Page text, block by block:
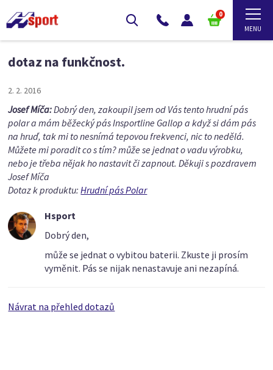
0
dotaz na funkčnost.
2. 2. 2016
Josef Míča:Dobrý den, zakoupil jsem od Vás tento hrudní pás
polar a mám běžecký pás Insportline Gallop a když si dám pás
na hruď, tak mi to nesnímá tepovou frekvenci, nic to nedělá.
Můžete mi poradit co s tím? může se jednat o vadu výrobku,
nebo je třeba nějak ho nastavit či zapnout. Děkuji s pozdravem
Josef Míča
Dotaz k produktu:Hrudní pás Polar
Hsport
Dobrý den,
může se jednat o vybitou baterii. Zkuste ji prosím
vyměnit. Pás se nijak nenastavuje ani nezapíná.
Návrat na přehled dotazů